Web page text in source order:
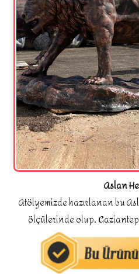
Aslan
Atölyemizde hazırlanan bu
ölçülerinde olup,